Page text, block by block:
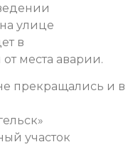
улице
в
места аварии.
прекращались и в
участок